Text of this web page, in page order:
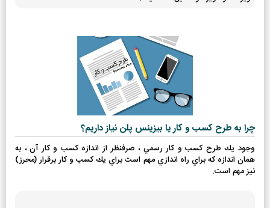
چرا به طرح کسب و کار یا بیزینس پلن نیاز داریم؟
وجود يك طرح كسب و كار رسمي ، صرفنظر از اندازه كسب و كار آن ، به
همان اندازه كه براي راه اندازي مهم است براي يك كسب و كار برقرار (محرز)
نيز مهم است.